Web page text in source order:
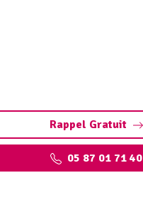
Rappel Gratuit
05 87 01 71 40